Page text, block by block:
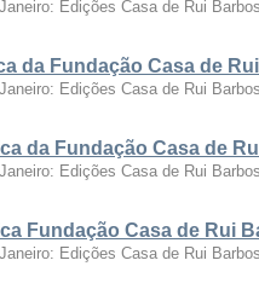
Edições Casa de Rui
da Fundação Casa de
Edições Casa de Rui
da Fundação Casa de
Edições Casa de Rui
Fundação Casa de Rui
Edições Casa de Rui